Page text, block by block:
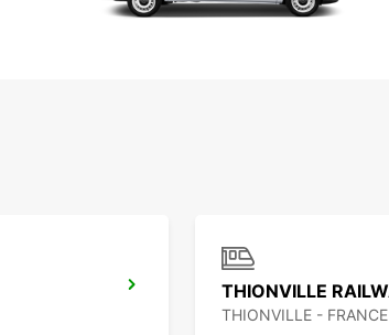
THIONVILLE - FRANCE